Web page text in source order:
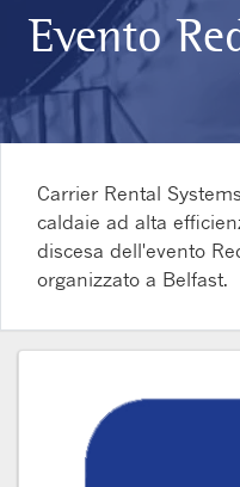
Evento
Carrier Rental
caldaie ad alta
discesa dell'evento
organizzato a Belfast.